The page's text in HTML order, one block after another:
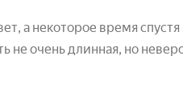
а некоторое время
очень длинная, но